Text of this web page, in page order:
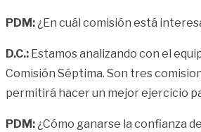
PDM:¿En cuál comisión está
D.C.: Estamos analizando con el
Comisión Séptima. Son tres
permitirá hacer un mejor ejercicio
PDM:¿Cómo ganarse la confianza